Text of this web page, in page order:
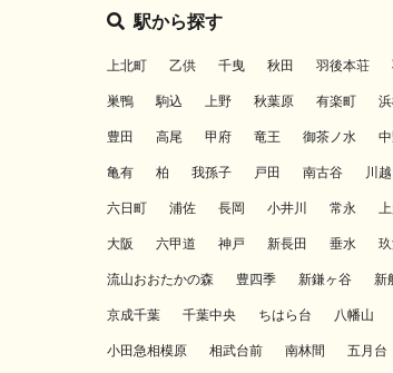
駅から探す
上北町 乙供 千曳 秋田 羽後本荘
巣鴨 駒込 上野 秋葉原 有楽町
豊田 高尾 甲府 竜王 御茶ノ水
亀有 柏 我孫子 戸田 南古谷 川越
六日町 浦佐 長岡 小井川 常永
大阪 六甲道 神戸 新長田 垂水
流山おおたかの森 豊四季 新鎌ヶ谷 新
京成千葉 千葉中央 ちはら台 八幡山
小田急相模原 相武台前 南林間 五月台